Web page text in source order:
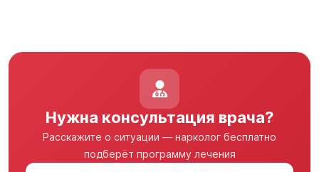
Нужна консультация врача?
Расскажите о ситуации — нарколог бесплатно
подберёт программу лечения